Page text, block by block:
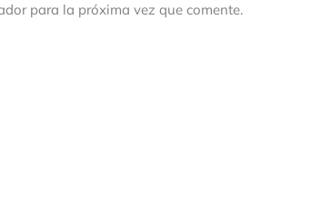
para la próxima vez que comente.